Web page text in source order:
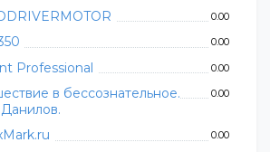
0.00
0.00
Professional 0.00
в бессознательное.
0.00
0.00